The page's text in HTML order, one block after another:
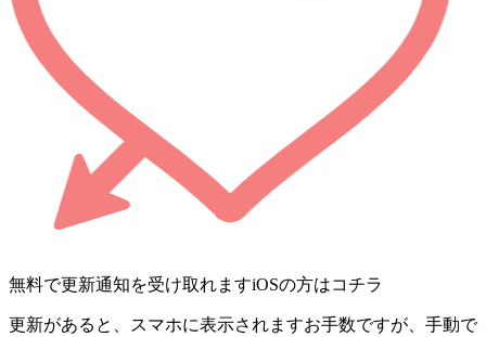
無料で更新通知を受け取れますiOSの方はコチラ
更新があると、スマホに表示されますお手数ですが、手動で